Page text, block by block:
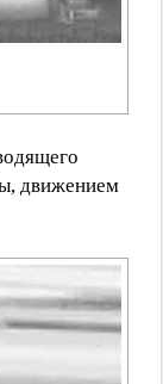
движением